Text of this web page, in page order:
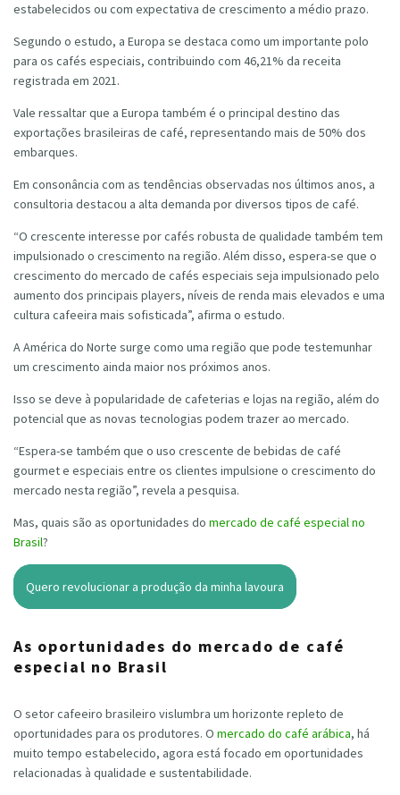
estabelecidos ou com expectativa de crescimento a médio prazo.
Segundo o estudo, a Europa se destaca como um importante polo
para os cafés especiais, contribuindo com 46,21% da receita
registrada em 2021.
Vale ressaltar que a Europa também é o principal destino das
exportações brasileiras de café, representando mais de 50% dos
embarques.
Em consonância com as tendências observadas nos últimos anos, a
consultoria destacou a alta demanda por diversos tipos de café.
“O crescente interesse por cafés robusta de qualidade também tem
impulsionado o crescimento na região. Além disso, espera-se que o
crescimento do mercado de cafés especiais seja impulsionado pelo
aumento dos principais players, níveis de renda mais elevados e uma
cultura cafeeira mais sofisticada”, afirma o estudo.
A América do Norte surge como uma região que pode testemunhar
um crescimento ainda maior nos próximos anos.
Isso se deve à popularidade de cafeterias e lojas na região, além do
potencial que as novas tecnologias podem trazer ao mercado.
“Espera-se também que o uso crescente de bebidas de café
gourmet e especiais entre os clientes impulsione o crescimento do
mercado nesta região”, revela a pesquisa.
Mas, quais são as oportunidades do mercado de café especial no
Brasil?
Quero revolucionar a produção da minha lavoura
As oportunidades do mercado de café
especial no Brasil
O setor cafeeiro brasileiro vislumbra um horizonte repleto de
oportunidades para os produtores. O mercado do café arábica, há
muito tempo estabelecido, agora está focado em oportunidades
relacionadas à qualidade e sustentabilidade.